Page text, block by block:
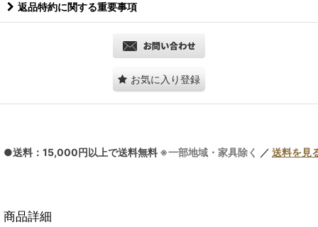
返品特約に関する重要事項
お気に入り登録
●送料：15,000円以上で送料無料 ※一部地域・家具除く ／ 送料を見
商品詳細